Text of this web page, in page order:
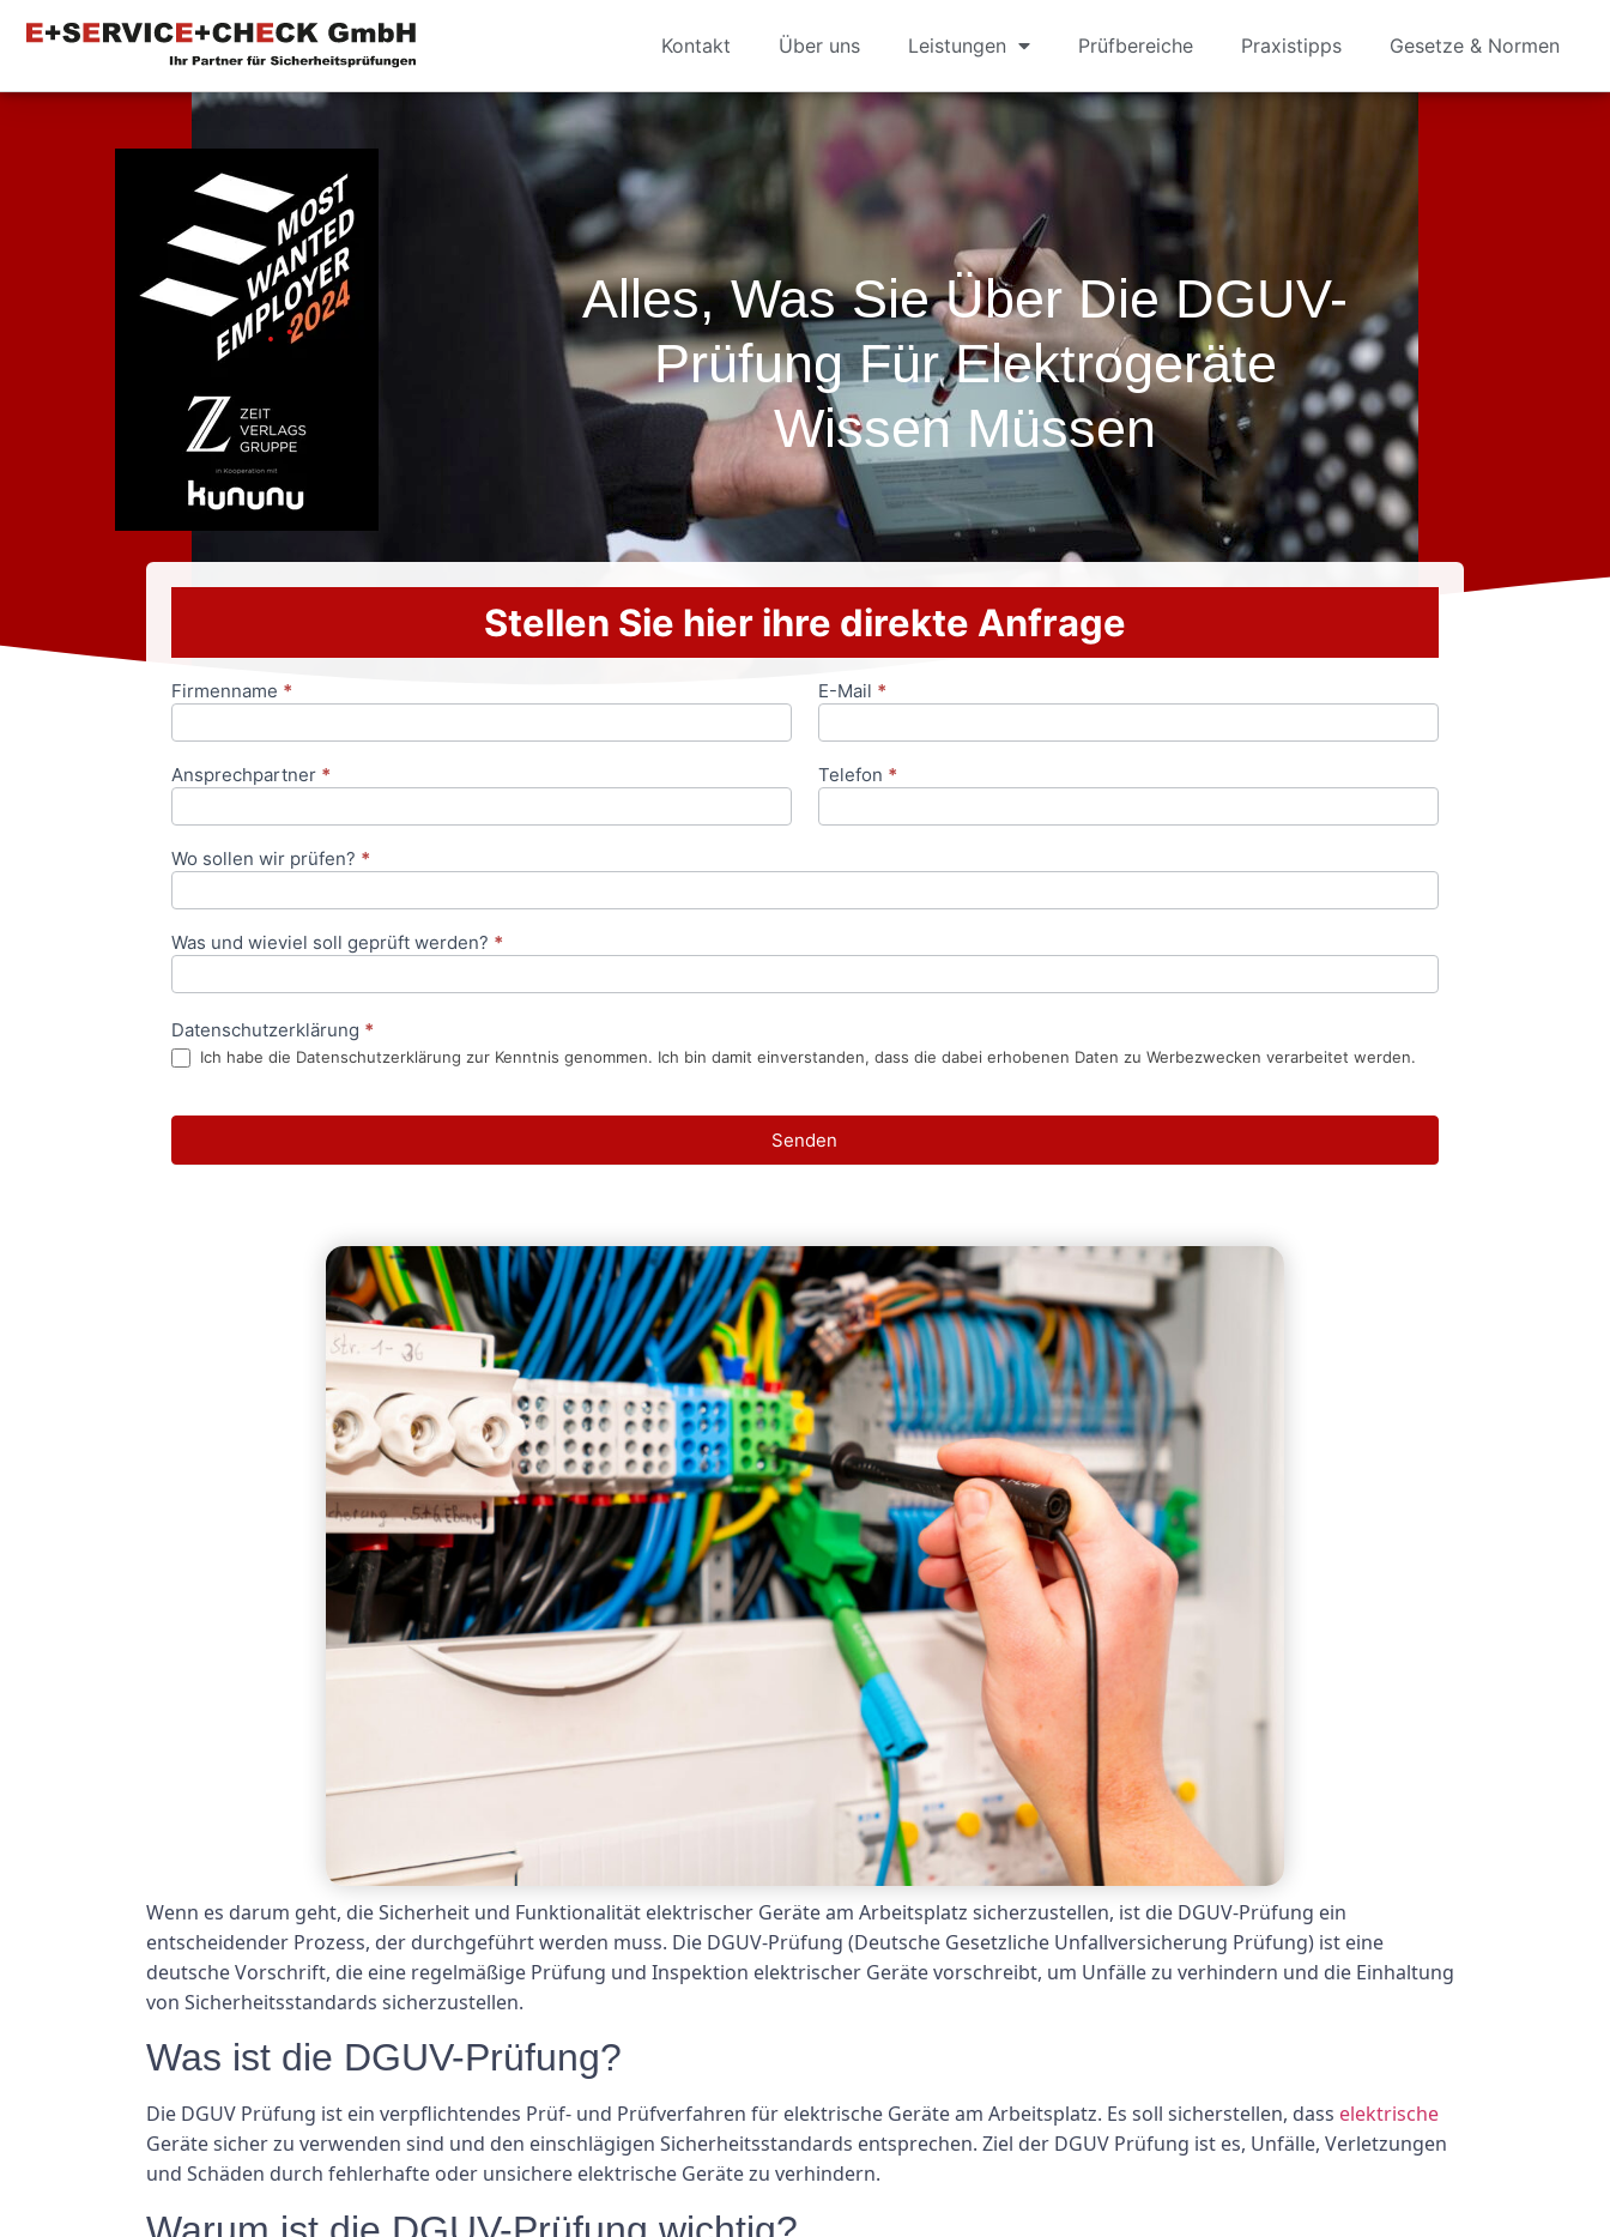
Kontakt Über uns Leistungen Prüfbereiche Praxistipps Gesetze & Normen
Alles, Was Sie Über Die DGUV-
Prüfung Für Elektrogeräte
Wissen Müssen
Stellen Sie hier ihre direkte Anfrage
Anfrageformular
Firmenname * E-Mail *
Ansprechpartner * Telefon *
Wo sollen wir prüfen? *
Was und wieviel soll geprüft werden? *
Datenschutzerklärung *
Ich habe die Datenschutzerklärung zur Kenntnis genommen. Ich bin damit einverstanden, dass die dabei erhobenen Daten zu Werbezwecken verarbeitet werden.
Senden
Wenn es darum geht, die Sicherheit und Funktionalität elektrischer Geräte am Arbeitsplatz sicherzustellen, ist die DGUV-Prüfung ein
entscheidender Prozess, der durchgeführt werden muss. Die DGUV-Prüfung (Deutsche Gesetzliche Unfallversicherung Prüfung) ist eine
deutsche Vorschrift, die eine regelmäßige Prüfung und Inspektion elektrischer Geräte vorschreibt, um Unfälle zu verhindern und die Einhaltung
von Sicherheitsstandards sicherzustellen.
Was ist die DGUV-Prüfung?
Die DGUV Prüfung ist ein verpflichtendes Prüf- und Prüfverfahren für elektrische Geräte am Arbeitsplatz. Es soll sicherstellen, dass elektrische
Geräte sicher zu verwenden sind und den einschlägigen Sicherheitsstandards entsprechen. Ziel der DGUV Prüfung ist es, Unfälle, Verletzungen
und Schäden durch fehlerhafte oder unsichere elektrische Geräte zu verhindern.